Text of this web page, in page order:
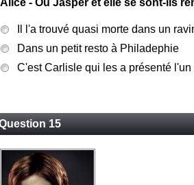
Question 14